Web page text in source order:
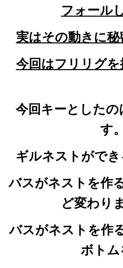
フォール
実はその動きに秘
今回はフリリグを
今回キーとしたの
す。
ギルネストができ
バスがネストを作
ど変わり
バスがネストを作
ボトム